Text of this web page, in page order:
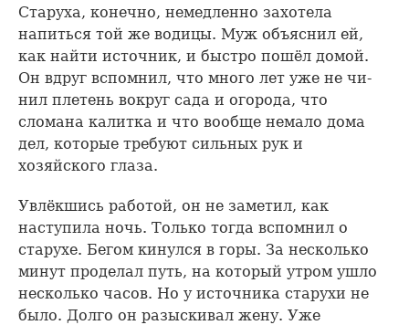
Старуха, конечно, немедленно захотела
напиться той же водицы. Муж объяснил ей,
как найти источник, и быстро пошёл домой.
Он вдруг вспомнил, что много лет уже не чи­
нил плетень вокруг сада и огорода, что
сломана калитка и что вообще немало дома
дел, которые требуют сильных рук и
хозяйского глаза.
Увлёкшись работой, он не заметил, как
наступила ночь. Только тогда вспомнил о
старухе. Бегом кинулся в горы. За несколько
минут проделал путь, на который утром ушло
несколько часов. Но у источника старухи не
было. Долго он разыскивал жену. Уже